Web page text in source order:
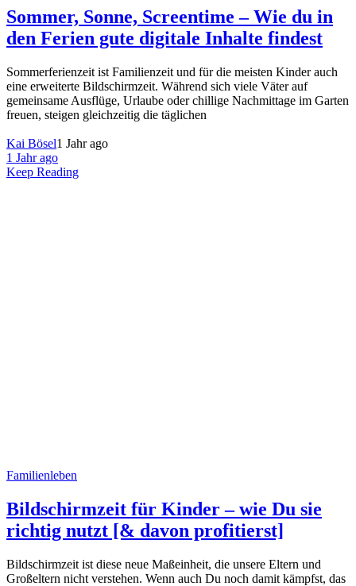
Sommer, Sonne, Screentime – Wie du in
den Ferien gute digitale Inhalte findest
Sommerferienzeit ist Familienzeit und für die meisten Kinder auch
eine erweiterte Bildschirmzeit. Während sich viele Väter auf
gemeinsame Ausflüge, Urlaube oder chillige Nachmittage im Garten
freuen, steigen gleichzeitig die täglichen
Kai Bösel1 Jahr ago
1 Jahr ago
Keep Reading
Familienleben
Bildschirmzeit für Kinder – wie Du sie
richtig nutzt [& davon profitierst]
Bildschirmzeit ist diese neue Maßeinheit, die unsere Eltern und
Großeltern nicht verstehen. Wenn auch Du noch damit kämpfst, das